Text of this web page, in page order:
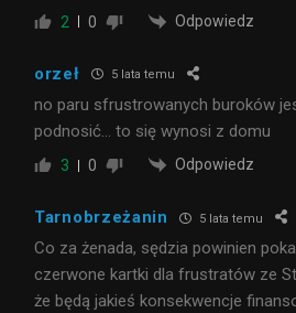
2 0 Odpowiedz
orzeł 5 lata temu
no paru sfrustrowanych buroków
podnosić… to się wynosi z domu
3 0 Odpowiedz
Tarnobrzeżanin 5 lata temu
Co za żenada, sędzia powinien
czerwone kartki dla frustratów ze
że będą jakieś konsekwencje